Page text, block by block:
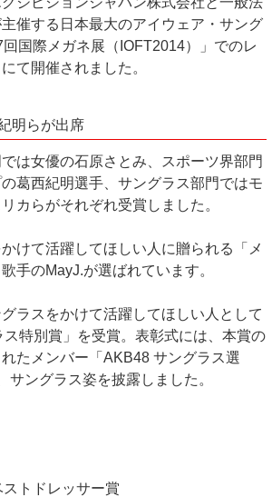
催する日本最大のアイウェア・サング
国際メガネ展（IOFT2014）」でのレ
て開催されました。
明らが出席
は女優の石原さとみ、スポーツ界部門
葛西紀明選手、サングラス部門ではモ
カらがそれぞれ受賞しました。
けて活躍してほしい人に贈られる「メ
手のMayJ.が選ばれています。
ラスをかけて活躍してほしい人として
特別賞」を受賞。表彰式には、本賞の
たメンバー「AKB48 サングラス選
サングラス姿を披露しました。
トドレッサー賞